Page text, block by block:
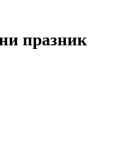
празник